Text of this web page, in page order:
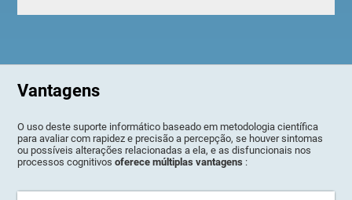
Vantagens
O uso deste suporte informático baseado em metodologia científica
para avaliar com rapidez e precisão a percepção, se houver sintomas
ou possíveis alterações relacionadas a ela, e as disfuncionais nos
processos cognitivosoferece múltiplas vantagens :